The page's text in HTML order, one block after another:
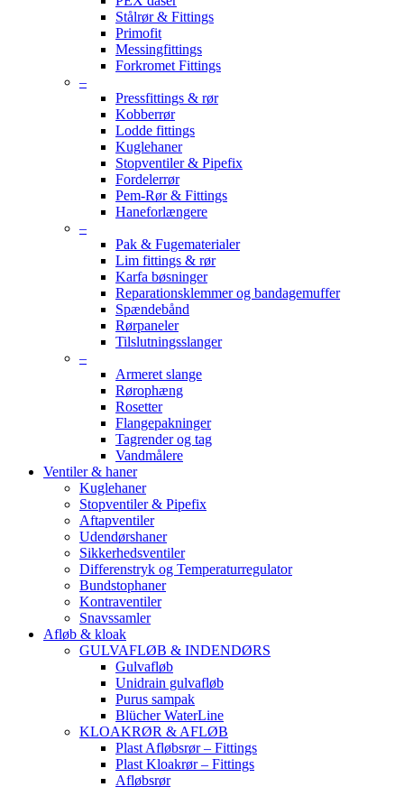
Stålrør & Fittings
Primofit
Messingfittings
Forkromet Fittings
–
Pressfittings & rør
Kobberrør
Lodde fittings
Kuglehaner
Stopventiler & Pipefix
Fordelerrør
Pem-Rør & Fittings
Haneforlængere
–
Pak & Fugematerialer
Lim fittings & rør
Karfa bøsninger
Reparationsklemmer og bandagemuffer
Spændebånd
Rørpaneler
Tilslutningsslanger
–
Armeret slange
Rørophæng
Rosetter
Flangepakninger
Tagrender og tag
Vandmålere
Ventiler & haner
Kuglehaner
Stopventiler & Pipefix
Aftapventiler
Udendørshaner
Sikkerhedsventiler
Differenstryk og Temperaturregulator
Bundstophaner
Kontraventiler
Snavssamler
Afløb & kloak
GULVAFLØB & INDENDØRS
Gulvafløb
Unidrain gulvafløb
Purus sampak
Blücher WaterLine
KLOAKRØR & AFLØB
Plast Afløbsrør – Fittings
Plast Kloakrør – Fittings
Afløbsrør